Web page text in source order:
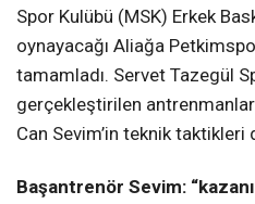
Spor Kulübü (MSK) Erkek
oynayacağı Aliağa Petkimspor
tamamladı. Servet Tazegül
gerçekleştirilen
Can Sevim’in teknik taktikleri
Başantrenör Sevim: